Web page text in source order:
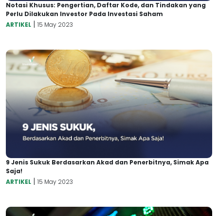
Notasi Khusus: Pengertian, Daftar Kode, dan Tindakan yang
Perlu Dilakukan Investor Pada Investasi Saham
ARTIKEL | 15 May 2023
9 Jenis Sukuk Berdasarkan Akad dan Penerbitnya, Simak Apa
Saja!
ARTIKEL | 15 May 2023